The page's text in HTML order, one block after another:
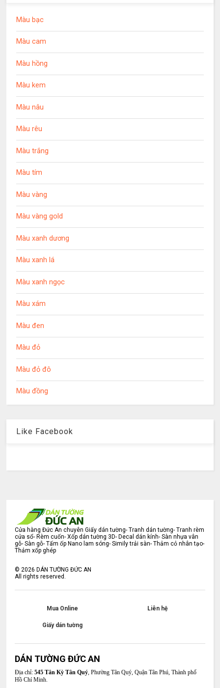
Màu bạc
Màu cam
Màu hồng
Màu kem
Màu nâu
Màu rêu
Màu trắng
Màu tím
Màu vàng
Màu vàng gold
Màu xanh dương
Màu xanh lá
Màu xanh ngọc
Màu xám
Màu đen
Màu đỏ
Màu đỏ đô
Màu đồng
Like Facebook
Cửa hàng Đức An chuyên Giấy dán tường- Tranh dán tường- Tranh rèm
cửa sổ- Rèm cuốn- Xốp dán tường 3D- Decal dán kính- Sàn nhựa vân
gỗ- Sàn gỗ- Tấm ốp Nano lam sóng- Simily trải sàn- Thảm cỏ nhân tạo-
Thảm xốp ghép
©2026 DÁN TƯỜNG ĐỨC AN
All rights reserved.
Mua Online Liên hệ
Giấy dán tường
DÁN TƯỜNG ĐỨC AN
Địa chỉ: 545 Tân Kỳ Tân Quý, Phường Tân Quý, Quận Tân Phú, Thành phố
Hồ Chí Minh.